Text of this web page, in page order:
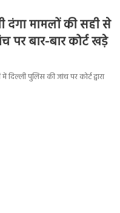
दंगा मामलों की सही से
पर बार-बार कोर्ट खड़े
पुलिस की जांच पर कोर्ट द्वारा